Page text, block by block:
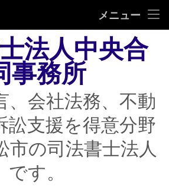
メニュー
困りの方
法人中央合
事務所
、会社法務、不動
訟支援を得意分野
市の司法書士法人
です。